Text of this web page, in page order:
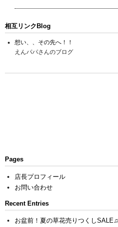
相互リンクBlog
想い、、その先へ！！
えんパパさんのブログ
Pages
店長プロフィール
お問い合わせ
Recent Entries
お盆前！夏の草花売りつくしSALE♫